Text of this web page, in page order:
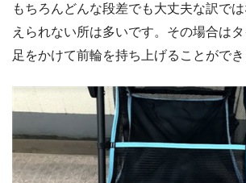
もちろんどんな段差でも大丈夫な訳で
えられない所は多いです。その場合は
足をかけて前輪を持ち上げることができ